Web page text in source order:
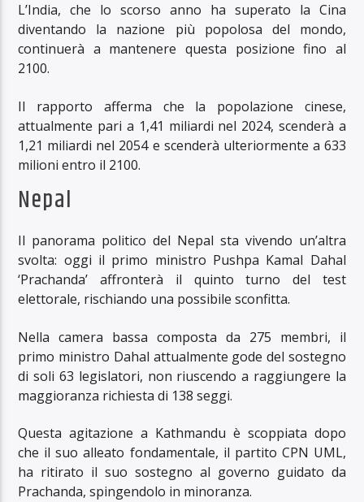
L’India, che lo scorso anno ha superato la Cina
diventando la nazione più popolosa del mondo,
continuerà a mantenere questa posizione fino al
2100.
Il rapporto afferma che la popolazione cinese,
attualmente pari a 1,41 miliardi nel 2024, scenderà a
1,21 miliardi nel 2054 e scenderà ulteriormente a 633
milioni entro il 2100.
Nepal
Il panorama politico del Nepal sta vivendo un’altra
svolta: oggi il primo ministro Pushpa Kamal Dahal
‘Prachanda’ affronterà il quinto turno del test
elettorale, rischiando una possibile sconfitta.
Nella camera bassa composta da 275 membri, il
primo ministro Dahal attualmente gode del sostegno
di soli 63 legislatori, non riuscendo a raggiungere la
maggioranza richiesta di 138 seggi.
Questa agitazione a Kathmandu è scoppiata dopo
che il suo alleato fondamentale, il partito CPN UML,
ha ritirato il suo sostegno al governo guidato da
Prachanda, spingendolo in minoranza.